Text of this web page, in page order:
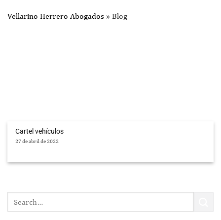
Vellarino Herrero Abogados » Blog
Cartel vehículos
27 de abril de 2022